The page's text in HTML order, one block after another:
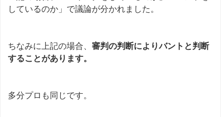
しているのか」で議論が分かれました。
ちなみに上記の場合、 審判の判断によりバントと判断
することがあります。
多分プロも同じです。